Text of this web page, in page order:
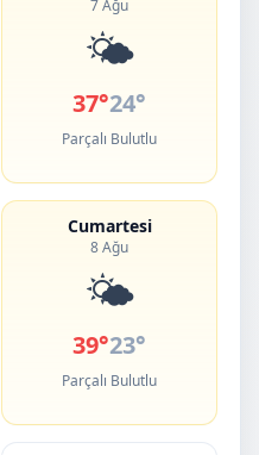
7 Ağu
🌤️
37°24°
Parçalı Bulutlu
Cumartesi
8 Ağu
🌤️
39°23°
Parçalı Bulutlu